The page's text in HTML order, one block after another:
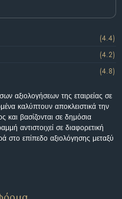
(4.4)
(4.2)
(4.8)
αξιολογήσεων της εταιρείας σε
καλύπτουν αποκλειστικά την
βασίζονται σε δημόσια
αντιστοιχεί σε διαφορετική
στο επίπεδο αξιολόγησης μεταξύ